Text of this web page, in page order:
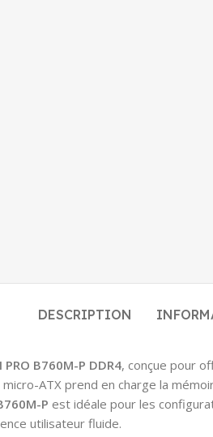
DESCRIPTION
B760M-P DDR4, conçue pour
ATX prend en charge la
P est idéale pour les
utilisateur fluide.